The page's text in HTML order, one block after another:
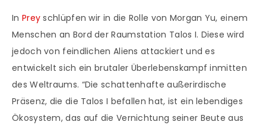
In Prey schlüpfen wir in die Rolle von Morgan Yu, einem
Menschen an Bord der Raumstation Talos I. Diese wird
jedoch von feindlichen Aliens attackiert und es
entwickelt sich ein brutaler Überlebenskampf inmitten
des Weltraums. “Die schattenhafte außerirdische
Präsenz, die die Talos I befallen hat, ist ein lebendiges
Ökosystem, das auf die Vernichtung seiner Beute aus